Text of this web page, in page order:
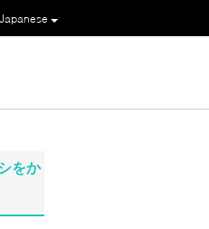
Japanese
をか